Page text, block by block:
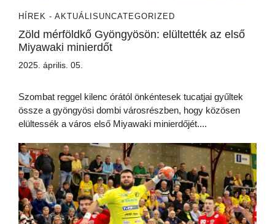
HÍREK - AKTUÁLIS UNCATEGORIZED
Zöld mérföldkő Gyöngyösön: elültették az első
Miyawaki minierdőt
2025. április. 05.
Szombat reggel kilenc órától önkéntesek tucatjai gyűltek
össze a gyöngyösi dombi városrészben, hogy közösen
elültessék a város első Miyawaki minierdőjét....